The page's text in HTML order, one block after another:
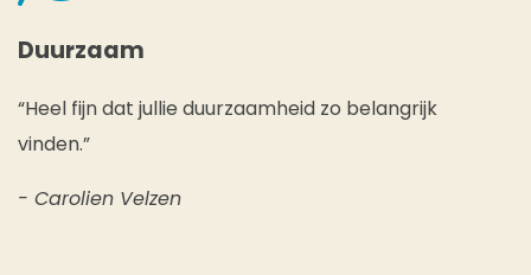
Duurzaam
“Heel fijn dat jullie duurzaamheid zo belangrijk
vinden.”
- Carolien Velzen